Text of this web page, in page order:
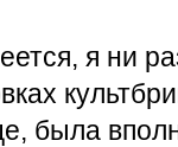
я ни
была